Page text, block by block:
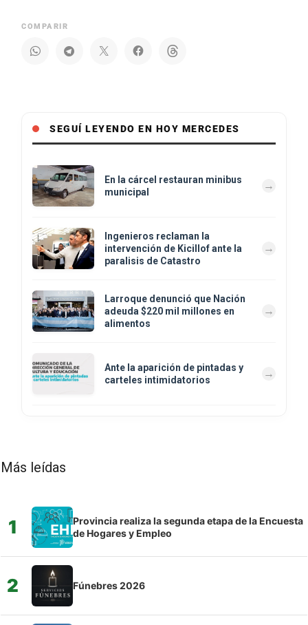
COMPARIR
SEGUÍ LEYENDO EN HOY MERCEDES
En la cárcel restauran minibus
municipal
Ingenieros reclaman la
intervención de Kicillof ante la
paralisis de Catastro
Larroque denunció que Nación
adeuda $220 mil millones en
alimentos
Ante la aparición de pintadas y
carteles intimidatorios
Más leídas
1
Provincia realiza la segunda etapa de la Encuesta
de Hogares y Empleo
2 Fúnebres 2026